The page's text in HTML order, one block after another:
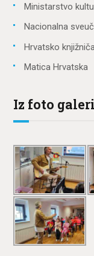
Ministarstvo
Nacionalna
Hrvatsko
Matica Hrvatska
Iz foto